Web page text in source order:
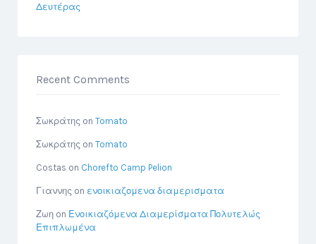
Δευτέρας
Recent Comments
Σωκράτης on Tomato
Σωκράτης on Tomato
Costas on Chorefto Camp Pelion
Γιαννης on ενοικιαζομενα διαμερισματα
Ζωη on Ενοικιαζόμενα Διαμερίσματα Πολυτελώς
Επιπλωμένα